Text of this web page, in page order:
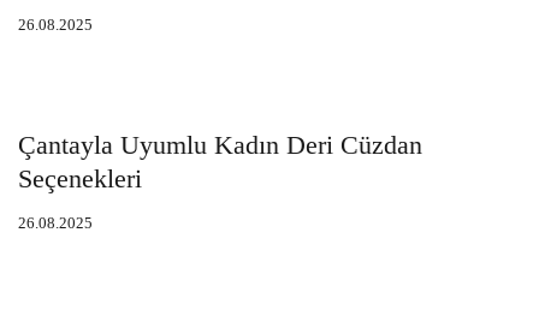
26.08.2025
Çantayla Uyumlu Kadın Deri Cüzdan
Seçenekleri
26.08.2025